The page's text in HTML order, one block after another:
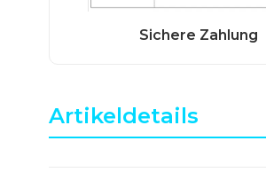
Artikeldetails